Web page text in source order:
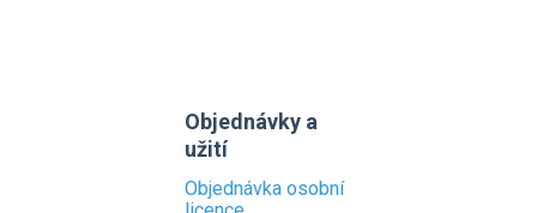
Objednávky a
užití
Objednávka osobní